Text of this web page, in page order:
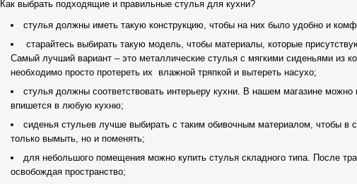
Как выбрать подходящие и правильные стулья для кухни?
стулья должны иметь такую конструкцию, чтобы на них было удобно и
старайтесь выбирать такую модель, чтобы материалы, которые
Самый лучший вариант – это металлические стулья с мягкими сиденьями из
необходимо просто протереть их влажной тряпкой и вытереть насухо;
стулья должны соответствовать интерьеру кухни. В нашем магазине можно
впишется в любую кухню;
сиденья стульев лучше выбирать с таким обивочным материалом, чтобы в
только вымыть, но и поменять;
для небольшого помещения можно купить стулья складного типа. После
освобождая пространство;